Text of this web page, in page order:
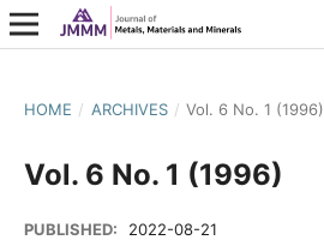
HOME / ARCHIVES / Vol. 6 No. 1 (1996)
Vol. 6 No. 1 (1996)
PUBLISHED: 2022-08-21